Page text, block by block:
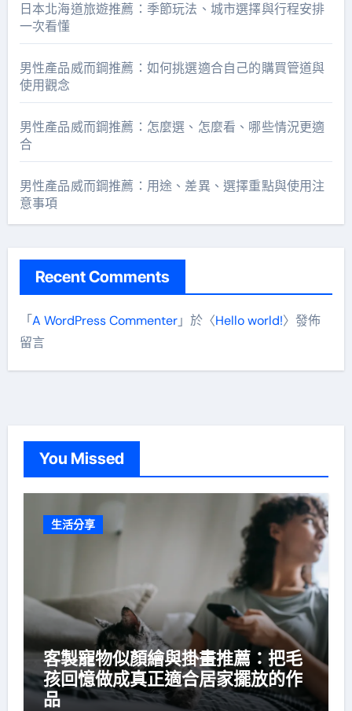
日本北海道旅遊推薦：季節玩法、城市選擇與行程安排
一次看懂
男性產品威而鋼推薦：如何挑選適合自己的購買管道與
使用觀念
男性產品威而鋼推薦：怎麼選、怎麼看、哪些情況更適
合
男性產品威而鋼推薦：用途、差異、選擇重點與使用注
意事項
Recent Comments
「A WordPress Commenter」於〈Hello world!〉發佈
留言
You Missed
生活分享
客製寵物似顏繪與掛畫推薦：把毛
孩回憶做成真正適合居家擺放的作
品